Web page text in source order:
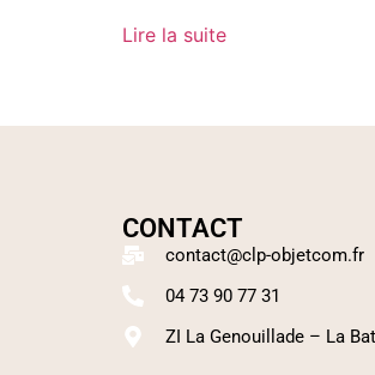
Lire la suite
CONTACT
contact@clp-objetcom.fr
04 73 90 77 31
ZI La Genouillade – La